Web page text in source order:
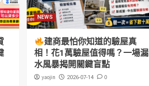
NEWS
建商最怕你知道的驗屋真
相！花1萬驗屋值得嗎？一場漏
水風暴揭開關鍵盲點
yaojin 2026-07-14 0